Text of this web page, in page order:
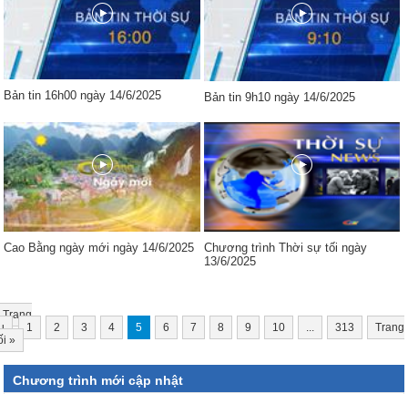
Bản tin 16h00 ngày 14/6/2025 Bản tin 9h10 ngày 14/6/2025
Cao Bằng ngày mới ngày 14/6/2025
Chương trình Thời sự tối ngày
13/6/2025
Trang
1 2 3 4 5 6 7 8 9 10 313
Trang
»
Chương trình mới cập nhật